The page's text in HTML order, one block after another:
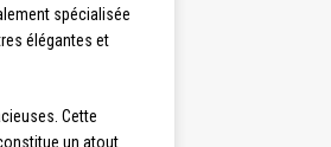
spécialisée
élégantes et
Cette
un atout